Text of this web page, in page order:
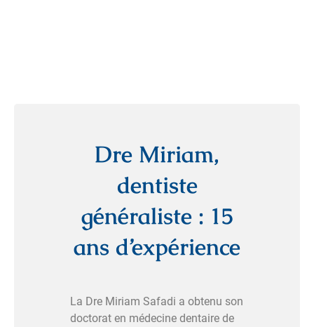
Dre Miriam,
dentiste
généraliste : 15
ans d’expérience
La Dre Miriam Safadi a obtenu son
doctorat en médecine dentaire de